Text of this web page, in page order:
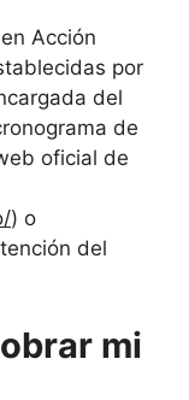
Acción
por
del
de
oficial de
) o
del
mi